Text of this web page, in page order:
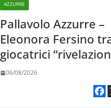
AZZURRE
Pallavolo Azzurre –
Eleonora Fersino
giocatrici
della VNL 2026 per
06/08/2026